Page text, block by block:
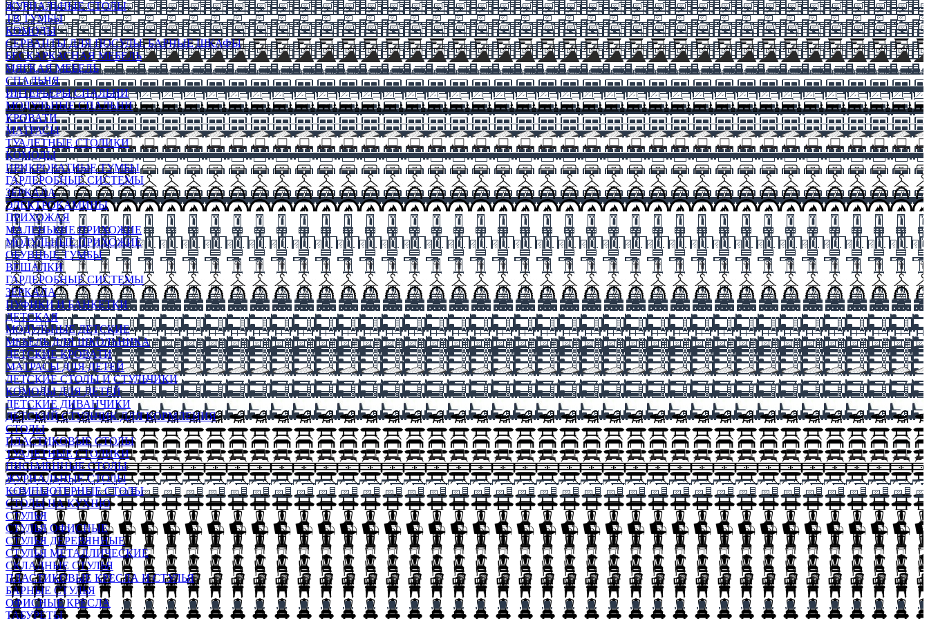
ЖУРНАЛЬНЫЕ СТОЛЫ
ТВ ТУМБЫ
КОМОДЫ
СЕРВАНТЫ ДЛЯ ПОСУДЫ, БАРНЫЕ ШКАФЫ
БЕСКАРКАСНАЯ МЕБЕЛЬ
МЯГКАЯ МЕБЕЛЬ
СПАЛЬНЯ
ИНТЕРЬЕРЫ СПАЛЬНИ
МОДУЛЬНЫЕ СПАЛЬНИ
КРОВАТИ
МАТРАСЫ
ТУАЛЕТНЫЕ СТОЛИКИ
КОМОДЫ
ПРИКРОВАТНЫЕ ТУМБЫ
ГАРДЕРОБНЫЕ СИСТЕМЫ
ЗЕРКАЛА
ЭЛЕКТРОКАМИНЫ
ПРИХОЖАЯ
МАЛЕНЬКИЕ ПРИХОЖИЕ
МОДУЛЬНЫЕ ПРИХОЖИЕ
ОБУВНЫЕ ТУМБЫ
ВЕШАЛКИ
ГАРДЕРОБНЫЕ СИСТЕМЫ
ЗЕРКАЛА
ПУФИКИ И БАНКЕТКИ
ДЕТСКАЯ
МОДУЛЬНЫЕ ДЕТСКИЕ
МЕБЕЛЬ ДЛЯ ШКОЛЬНИКА
ДЕТСКИЕ КРОВАТИ
МАТРАСЫ ДЛЯ ДЕТЕЙ
ДЕТСКИЕ СТОЛЫ И СТУЛЬЧИКИ
КОМОДЫ ДЛЯ ДЕТЕЙ
ДЕТСКИЕ ДИВАНЧИКИ
ДЕТСКИЙ СТУЛЬЧИК ДЛЯ КОРМЛЕНИЯ
СТОЛЫ
ПЛАСТИКОВЫЕ СТОЛЫ
ТУАЛЕТНЫЕ СТОЛИКИ
ПИСЬМЕННЫЕ СТОЛЫ
ЖУРНАЛЬНЫЕ СТОЛЫ
КОМПЬЮТЕРНЫЕ СТОЛЫ
СТОЛЫ НА КУХНЮ
СТУЛЬЯ
СТУЛЬЯ ОФИСНЫЕ
СТУЛЬЯ ДЕРЕВЯННЫЕ
СТУЛЬЯ МЕТАЛЛИЧЕСКИЕ
СКЛАДНЫЕ СТУЛЬЯ
ПЛАСТИКОВЫЕ КРЕСЛА И СТУЛЬЯ
БАРНЫЕ СТУЛЬЯ
ОФИСНЫЕ КРЕСЛА
ТАБУРЕТЫ